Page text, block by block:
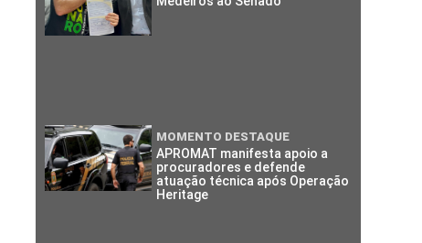
MOMENTO DESTAQUE
APROMAT manifesta apoio a
procuradores e defende
atuação técnica após Operação
Heritage